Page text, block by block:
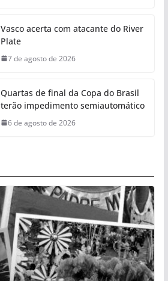
Vasco acerta com atacante do River
Plate
7 de agosto de 2026
Quartas de final da Copa do Brasil
terão impedimento semiautomático
6 de agosto de 2026